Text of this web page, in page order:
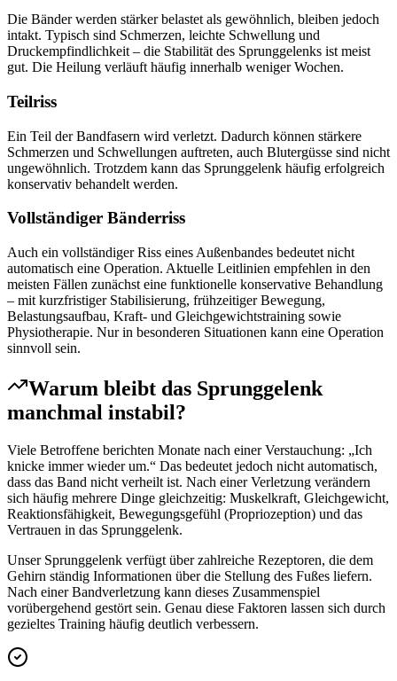
Die Bänder werden stärker belastet als gewöhnlich, bleiben jedoch
intakt. Typisch sind Schmerzen, leichte Schwellung und
Druckempfindlichkeit – die Stabilität des Sprunggelenks ist meist
gut. Die Heilung verläuft häufig innerhalb weniger Wochen.
Teilriss
Ein Teil der Bandfasern wird verletzt. Dadurch können stärkere
Schmerzen und Schwellungen auftreten, auch Blutergüsse sind nicht
ungewöhnlich. Trotzdem kann das Sprunggelenk häufig erfolgreich
konservativ behandelt werden.
Vollständiger Bänderriss
Auch ein vollständiger Riss eines Außenbandes bedeutet nicht
automatisch eine Operation. Aktuelle Leitlinien empfehlen in den
meisten Fällen zunächst eine funktionelle konservative Behandlung
– mit kurzfristiger Stabilisierung, frühzeitiger Bewegung,
Belastungsaufbau, Kraft- und Gleichgewichtstraining sowie
Physiotherapie. Nur in besonderen Situationen kann eine Operation
sinnvoll sein.
Warum bleibt das Sprunggelenk
manchmal instabil?
Viele Betroffene berichten Monate nach einer Verstauchung: „Ich
knicke immer wieder um.“ Das bedeutet jedoch nicht automatisch,
dass das Band nicht verheilt ist. Nach einer Verletzung verändern
sich häufig mehrere Dinge gleichzeitig: Muskelkraft, Gleichgewicht,
Reaktionsfähigkeit, Bewegungsgefühl (Propriozeption) und das
Vertrauen in das Sprunggelenk.
Unser Sprunggelenk verfügt über zahlreiche Rezeptoren, die dem
Gehirn ständig Informationen über die Stellung des Fußes liefern.
Nach einer Bandverletzung kann dieses Zusammenspiel
vorübergehend gestört sein. Genau diese Faktoren lassen sich durch
gezieltes Training häufig deutlich verbessern.